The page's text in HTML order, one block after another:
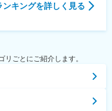
ンキングを詳しく見る
ごとにご紹介します。